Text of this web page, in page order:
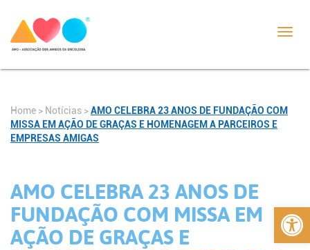
Abrir
Home > Notícias >AMO CELEBRA 23 ANOS DE FUNDAÇÃO COM
MISSA EM AÇÃO DE GRAÇAS E HOMENAGEM A PARCEIROS E
EMPRESAS AMIGAS
AMO CELEBRA 23 ANOS DE
FUNDAÇÃO COM MISSA EM
AÇÃO DE GRAÇAS E